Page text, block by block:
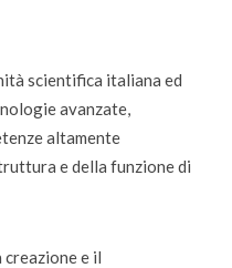
scientifica italiana ed
avanzate,
altamente
e della funzione di
e il